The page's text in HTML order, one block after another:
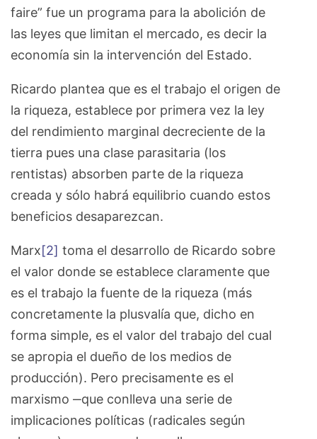
faire” fue un programa para la abolición de
las leyes que limitan el mercado, es decir la
economía sin la intervención del Estado.
Ricardo plantea que es el trabajo el origen de
la riqueza, establece por primera vez la ley
del rendimiento marginal decreciente de la
tierra pues una clase parasitaria (los
rentistas) absorben parte de la riqueza
creada y sólo habrá equilibrio cuando estos
beneficios desaparezcan.
Marx[2] toma el desarrollo de Ricardo sobre
el valor donde se establece claramente que
es el trabajo la fuente de la riqueza (más
concretamente la plusvalía que, dicho en
forma simple, es el valor del trabajo del cual
se apropia el dueño de los medios de
producción). Pero precisamente es el
marxismo ‒que conlleva una serie de
implicaciones políticas (radicales según